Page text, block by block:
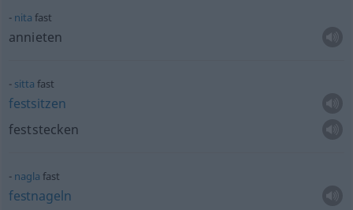
nita fast
annieten
sitta fast
festsitzen
feststecken
nagla fast
festnageln